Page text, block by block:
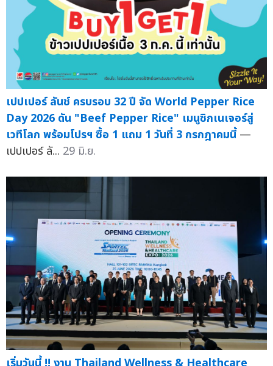
เปปเปอร์ ลันช์ ครบรอบ 32 ปี จัด World Pepper Rice
Day 2026 ดัน "Beef Pepper Rice" เมนูซิกเนเจอร์สู่
เวทีโลก พร้อมโปรฯ ซื้อ 1 แถม 1 วันที่ 3 กรกฎาคมนี้ —
เปปเปอร์ ลั... 29 มิ.ย.